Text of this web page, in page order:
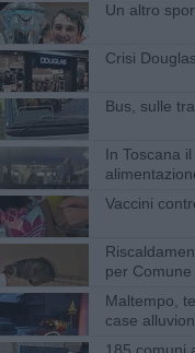
Un altro
Crisi
Bus, sulle
In Toscana
Vaccini
per Comune
Maltempo,
case
185 comuni